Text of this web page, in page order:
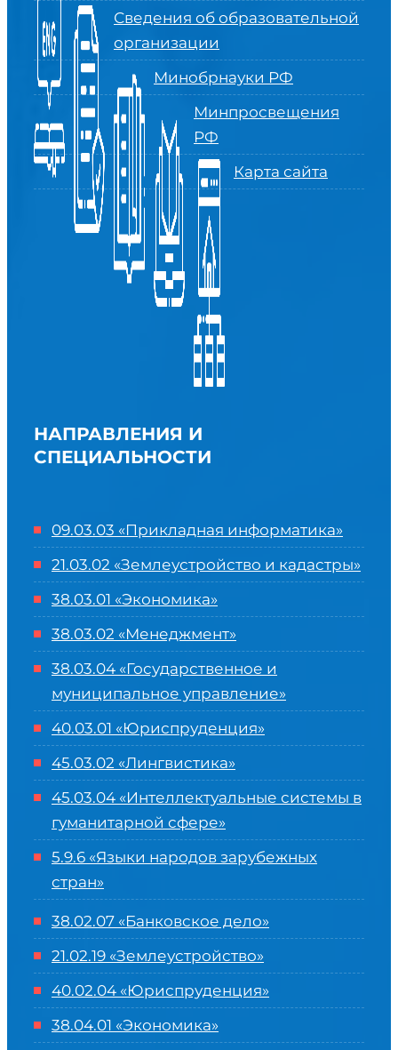
Сведения об образовательной
организации
Минобрнауки РФ
Минпросвещения
РФ
Карта сайта
НАПРАВЛЕНИЯ И
СПЕЦИАЛЬНОСТИ
09.03.03 «Прикладная информатика»
21.03.02 «Землеустройство и кадастры»
38.03.01 «Экономика»
38.03.02 «Менеджмент»
38.03.04 «Государственное и
муниципальное управление»
40.03.01 «Юриспруденция»
45.03.02 «Лингвистика»
45.03.04 «Интеллектуальные системы в
гуманитарной сфере»
5.9.6 «Языки народов зарубежных
стран»
38.02.07 «Банковское дело»
21.02.19 «Землеустройство»
40.02.04 «Юриспруденция»
38.04.01 «Экономика»